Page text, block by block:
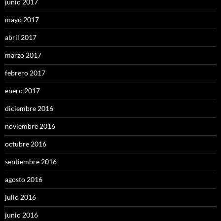
junio 2017
mayo 2017
abril 2017
marzo 2017
febrero 2017
enero 2017
diciembre 2016
noviembre 2016
octubre 2016
septiembre 2016
agosto 2016
julio 2016
junio 2016